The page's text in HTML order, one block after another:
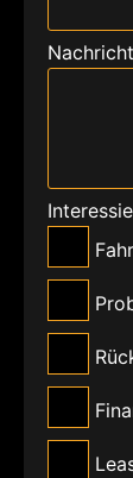
Nachricht